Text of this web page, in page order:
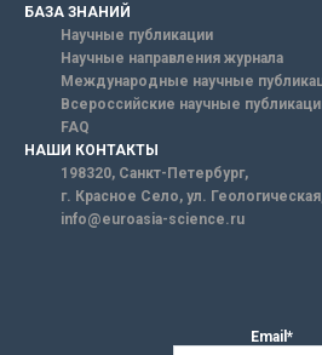
БАЗА ЗНАНИЙ
Научные публикации
Научные направления журнала
Международные научные
Всероссийские научные
FAQ
НАШИ КОНТАКТЫ
198320, Санкт-Петербург,
г. Красное Село, ул.
info@euroasia-science.ru
Email*